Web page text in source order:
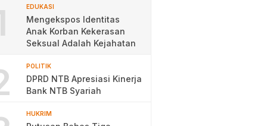
EDUKASI
Mengekspos Identitas
Anak Korban Kekerasan
Seksual Adalah Kejahatan
POLITIK
DPRD NTB Apresiasi Kinerja
Bank NTB Syariah
HUKRIM